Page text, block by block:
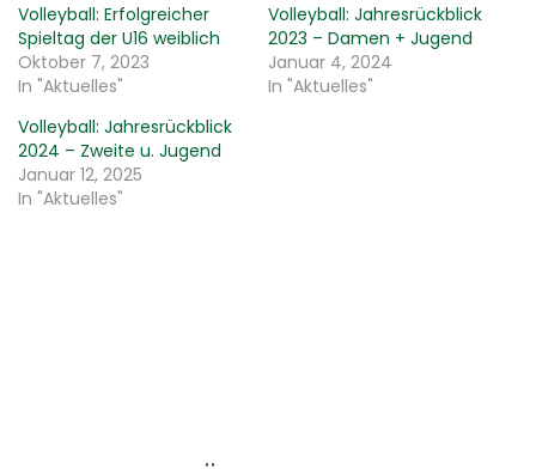
Volleyball: Erfolgreicher
Spieltag der U16 weiblich
Oktober 7, 2023
In "Aktuelles"
Volleyball: Jahresrückblick
2023 – Damen + Jugend
Januar 4, 2024
In "Aktuelles"
Volleyball: Jahresrückblick
2024 – Zweite u. Jugend
Januar 12, 2025
In "Aktuelles"